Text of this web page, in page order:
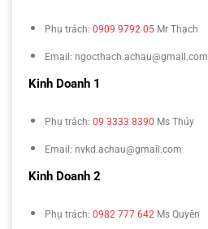
Phụ trách: 0909 9792 05 Mr Thạch
Email: ngocthach.achau@gmail.com
Kinh Doanh 1
Phụ trách: 09 3333 8390 Ms Thúy
Email: nvkd.achau@gmail.com
Kinh Doanh 2
Phụ trách: 0982 777 642 Ms Quyên